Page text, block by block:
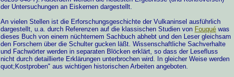
der Untersuchungen an Eiskernen dargestellt.
An vielen Stellen ist die Erforschungsgeschichte der Vulkaninsel ausführlich
dargestellt, u.a. durch Referenzen auf die klassischen Studien von Fouqué was
dieses Buch von einem nüchternem Sachbuch abhebt und den Leser gleichsam
den Forschern über die Schulter gucken läßt. Wissenschaftliche Sachverhalte
und Fachwörter werden in separaten Blöcken erklärt, so dass der Lesefluss
nicht durch detaillierte Erklärungen unterbrochen wird. In gleicher Weise werden
quot;Kostproben" aus wichtigen historischen Arbeiten angeboten.